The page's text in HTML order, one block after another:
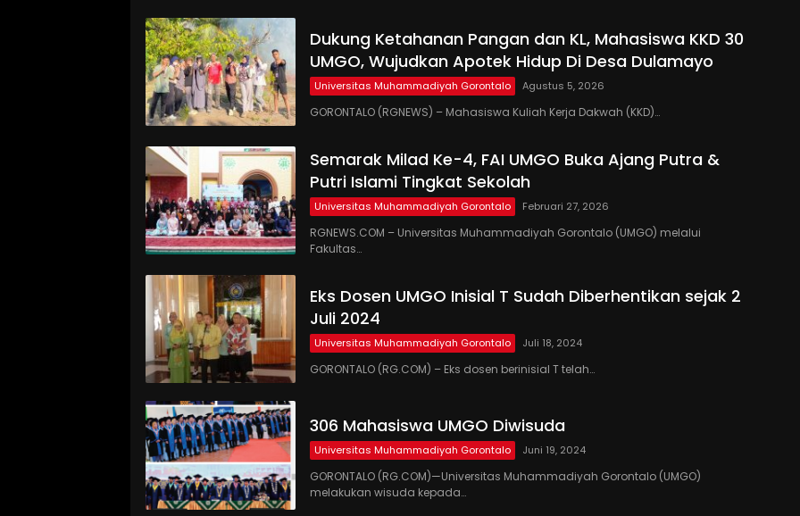
Dukung Ketahanan Pangan dan KL, Mahasiswa KKD 30
UMGO, Wujudkan Apotek Hidup Di Desa Dulamayo
Universitas Muhammadiyah Gorontalo Agustus 5, 2026
GORONTALO (RGNEWS) – Mahasiswa Kuliah Kerja Dakwah (KKD)…
Semarak Milad Ke-4, FAI UMGO Buka Ajang Putra &
Putri Islami Tingkat Sekolah
Universitas Muhammadiyah Gorontalo Februari 27, 2026
RGNEWS.COM – Universitas Muhammadiyah Gorontalo (UMGO) melalui
Fakultas…
Eks Dosen UMGO Inisial T Sudah Diberhentikan sejak 2
Juli 2024
Universitas Muhammadiyah Gorontalo Juli 18, 2024
GORONTALO (RG.COM) – Eks dosen berinisial T telah…
306 Mahasiswa UMGO Diwisuda
Universitas Muhammadiyah Gorontalo Juni 19, 2024
GORONTALO (RG.COM)—Universitas Muhammadiyah Gorontalo (UMGO)
melakukan wisuda kepada…